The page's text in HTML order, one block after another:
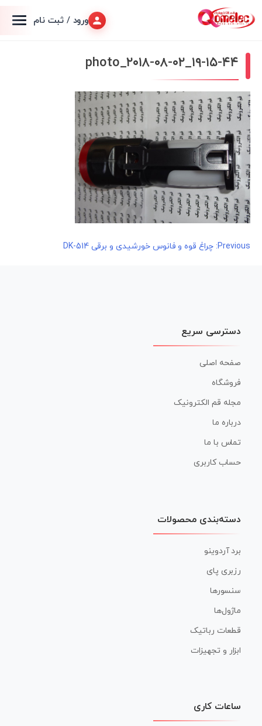
ورود / ثبت نام
photo_۲۰۱۸-۰۸-۰۲_۱۹-۱۵-۴۴
راهبری
Previous: چراغ قوه و فانوس خورشیدی و برقی DK-514
دسترسی سریع
صفحه اصلی
فروشگاه
مجله قم الکترونیک
درباره ما
تماس با ما
حساب کاربری
دسته‌بندی محصولات
برد آردوینو
رزبری پای
سنسورها
ماژول‌ها
قطعات رباتیک
ابزار و تجهیزات
ساعات کاری